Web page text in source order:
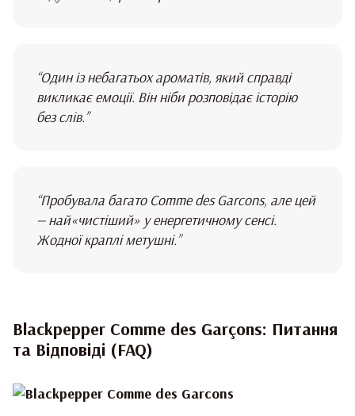
“Один із небагатьох ароматів, який справді
викликає емоції. Він ніби розповідає історію
без слів.”
“Пробувала багато Comme des Garcons, але цей
— най«чистіший» у енергетичному сенсі.
Жодної краплі метушні.”
Blackpepper Comme des Garçons: Питання
та Відповіді (FAQ)